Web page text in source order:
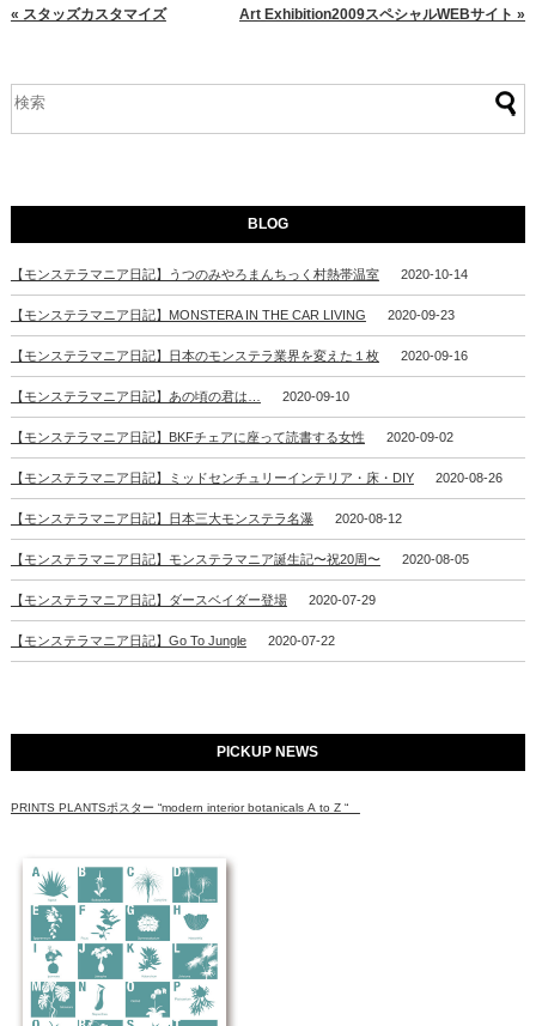
« スタッズカスタマイズ Art Exhibition2009スペシャルWEBサイト »
BLOG
【モンステラマニア日記】うつのみやろまんちっく村熱帯温室 2020-10-14
【モンステラマニア日記】MONSTERA IN THE CAR LIVING 2020-09-23
【モンステラマニア日記】日本のモンステラ業界を変えた１枚 2020-09-16
【モンステラマニア日記】あの頃の君は… 2020-09-10
【モンステラマニア日記】BKFチェアに座って読書する女性 2020-09-02
【モンステラマニア日記】ミッドセンチュリーインテリア・床・DIY 2020-08-26
【モンステラマニア日記】日本三大モンステラ名瀑 2020-08-12
【モンステラマニア日記】モンステラマニア誕生記〜祝20周〜 2020-08-05
【モンステラマニア日記】ダースベイダー登場 2020-07-29
【モンステラマニア日記】Go To Jungle 2020-07-22
PICKUP NEWS
PRINTS PLANTSポスター “modern interior botanicals A to Z “